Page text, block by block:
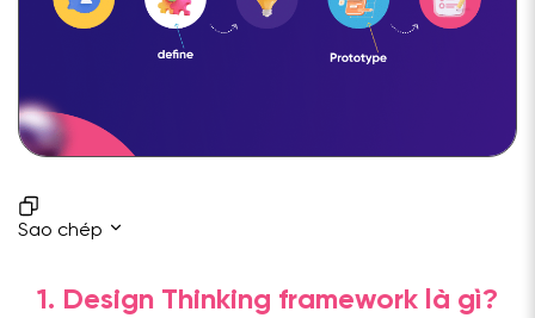
Sao chép
1. Design Thinking framework là gì?